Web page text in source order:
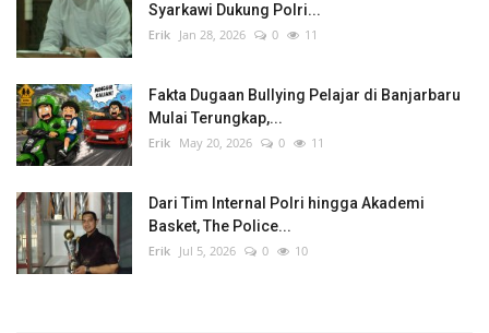
Syarkawi Dukung Polri...
Erik Jan 28, 2026 0 11
Fakta Dugaan Bullying Pelajar di Banjarbaru
Mulai Terungkap,...
Erik May 20, 2026 0 11
Dari Tim Internal Polri hingga Akademi
Basket, The Police...
Erik Jul 5, 2026 0 10